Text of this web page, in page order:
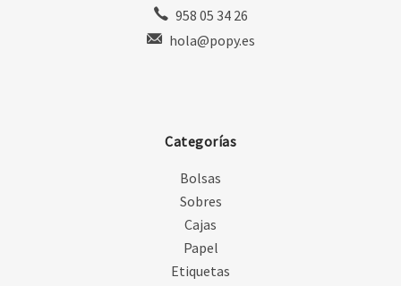
958 05 34 26
hola@popy.es
Categorías
Bolsas
Sobres
Cajas
Papel
Etiquetas